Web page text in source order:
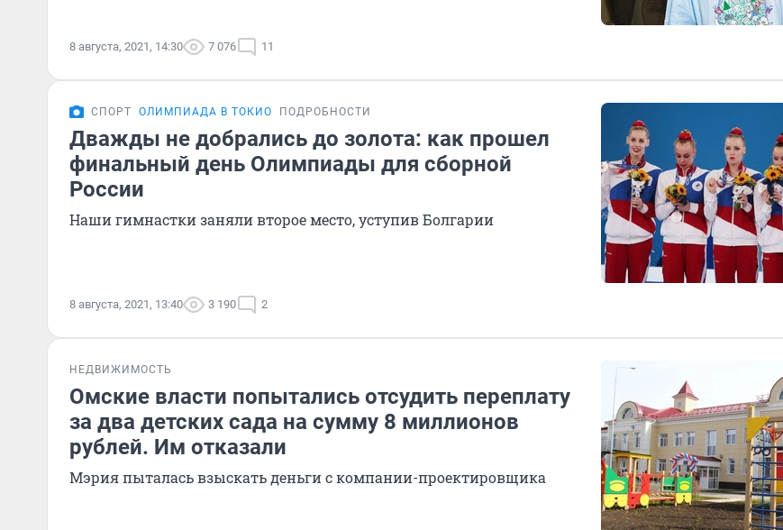
8 августа, 2021, 14:30 7 076 11
СПОРТ ОЛИМПИАДА В ТОКИО ПОДРОБНОСТИ
Дважды не добрались до золота: как прошел
финальный день Олимпиады для сборной
России
Наши гимнастки заняли второе место, уступив Болгарии
8 августа, 2021, 13:40 3 190 2
НЕДВИЖИМОСТЬ
Омские власти попытались отсудить переплату
за два детских сада на сумму 8 миллионов
рублей. Им отказали
Мэрия пыталась взыскать деньги с компании-проектировщика